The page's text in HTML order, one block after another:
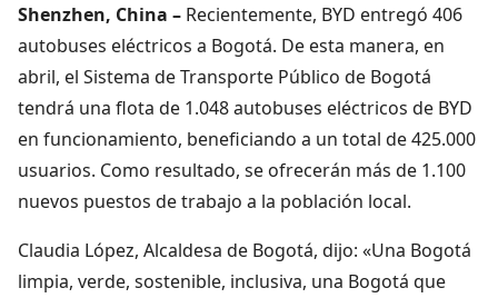
Shenzhen, China – Recientemente, BYD entregó 406
autobuses eléctricos a Bogotá. De esta manera, en
abril, el Sistema de Transporte Público de Bogotá
tendrá una flota de 1.048 autobuses eléctricos de BYD
en funcionamiento, beneficiando a un total de 425.000
usuarios. Como resultado, se ofrecerán más de 1.100
nuevos puestos de trabajo a la población local.
Claudia López, Alcaldesa de Bogotá, dijo: «Una Bogotá
limpia, verde, sostenible, inclusiva, una Bogotá que